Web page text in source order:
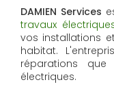
DAMIEN Services
travaux
vos installations
habitat.
réparations que
électriques.